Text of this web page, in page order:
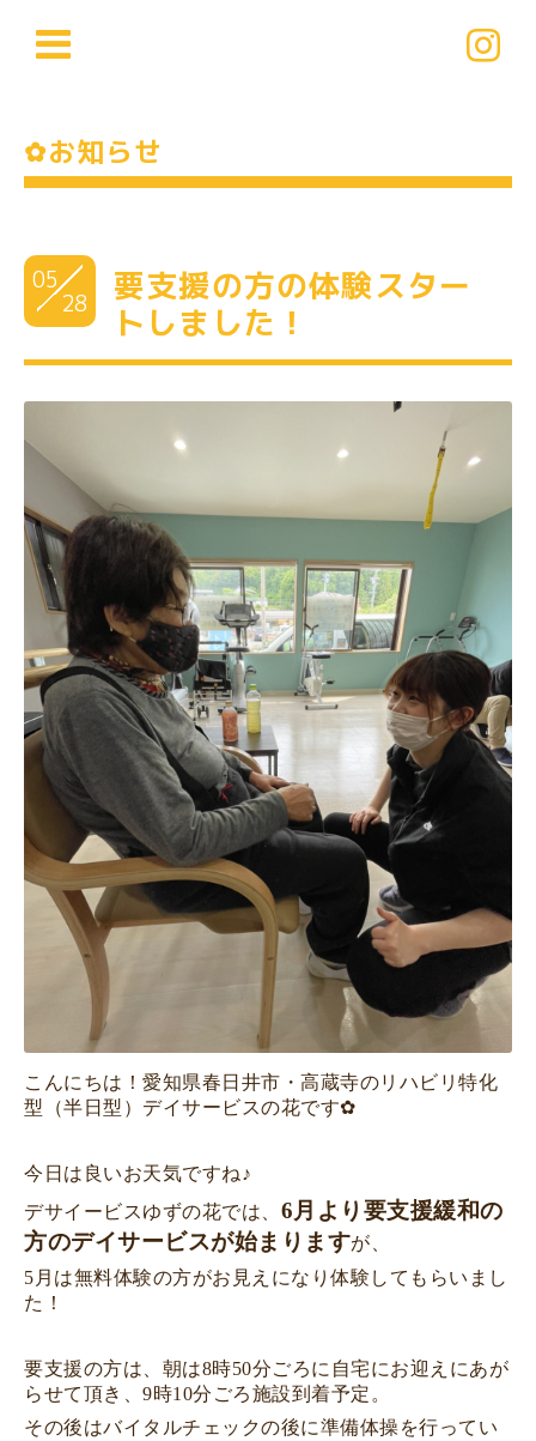
✿お知らせ
05
28
要支援の方の体験スター
トしました！
こんにちは！愛知県春日井市・高蔵寺のリハビリ特化
型（半日型）デイサービスの花です✿
今日は良いお天気ですね♪
デサイービスゆずの花では、 6月より要支援緩和の
方のデイサービスが始まりますが、
5月は無料体験の方がお見えになり体験してもらいまし
た！
要支援の方は、朝は8時50分ごろに自宅にお迎えにあが
らせて頂き、9時10分ごろ施設到着予定。
その後はバイタルチェックの後に準備体操を行ってい